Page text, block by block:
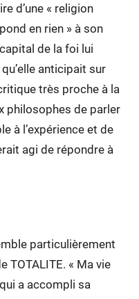
d’une « religion
en rien » à son
de la foi lui
anticipait sur
très proche à la
philosophes de parler
à l’expérience et de
agi de répondre à
particulièrement
TOTALITE. « Ma vie
a accompli sa